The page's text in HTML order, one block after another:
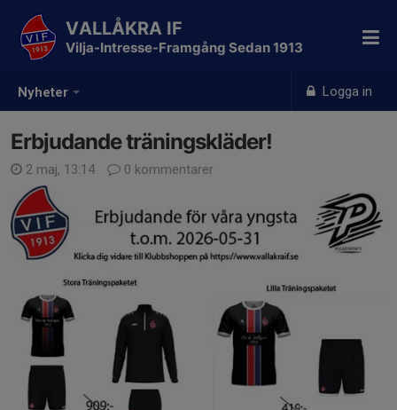
Nyheter Logga in
VALLÅKRA IF
Vilja-Intresse-Framgång Sedan 1913
Erbjudande träningskläder!
2 maj, 13:14 0 kommentarer